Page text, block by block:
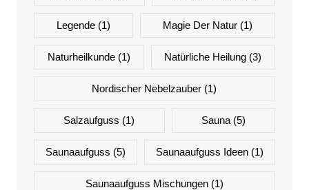
Legende(1) Magie Der Natur (1)
Naturheilkunde(1) Natürliche Heilung (3)
Nordischer Nebelzauber (1)
Salzaufguss (1) Sauna(5)
Saunaaufguss (5) Saunaaufguss Ideen (1)
Saunaaufguss Mischungen(1)